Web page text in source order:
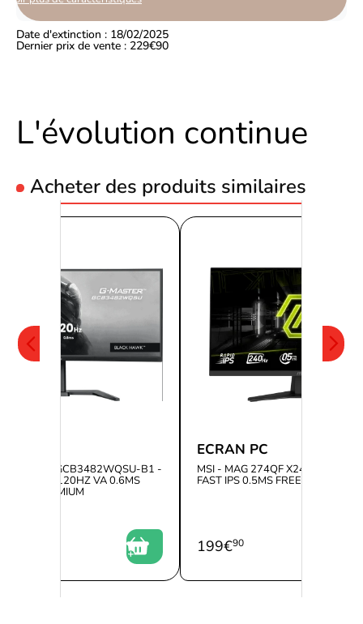
Date d'extinction : 18/02/2025
Dernier prix de vente : 229€90
L'évolution continue
Acheter des produits similaires
MASTER GCB3482WQSU-B1 -
UWQHD 120HZ VA 0.6MS
PREMIUM
ECRAN PC
MSI - MAG 274QF X24 - 27"
FAST IPS 0.5MS FREESYNC
199€90